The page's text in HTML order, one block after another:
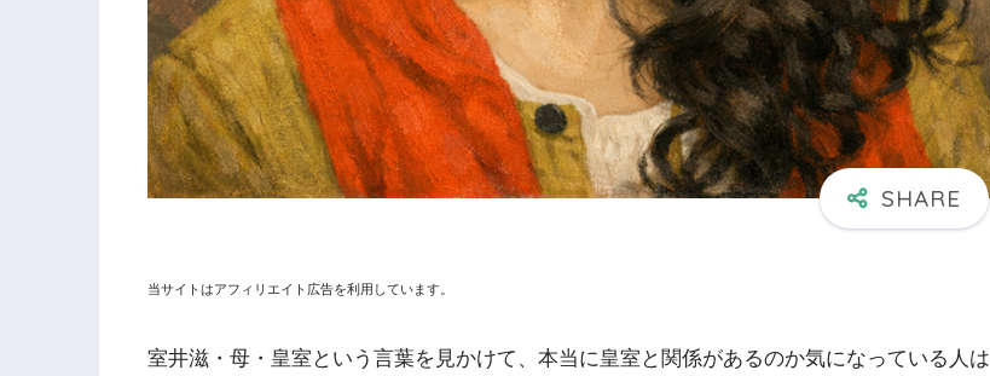
当サイトはアフィリエイト広告を利用しています。
室井滋・母・皇室という言葉を見かけて、本当に皇室と関係があるのか気になっている人は